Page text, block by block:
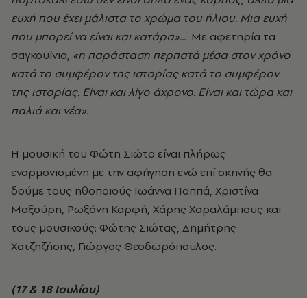
ευχή που έχει μάλιστα το χρώμα του ήλιου. Μια ευχή
που μπορεί να είναι και κατάρα»... Με αφετηρία τα
σαγκουίνια, «η παράσταση περπατά μέσα στον χρόνο
κατά το συμφέρον της ιστορίας κατά το συμφέρον
της ιστορίας. Είναι και λίγο άχρονο. Είναι και τώρα και
παλιά και νέα».
Η μουσική του Φώτη Σιώτα είναι πλήρως
εναρμονισμένη με την αφήγηση ενώ επί σκηνής θα
δούμε τους ηθοποιούς Ιωάννα Παππά, Χριστίνα
Μαξούρη, Ρωξάνη Καρφή, Χάρης Χαραλάμπους και
τους μουσικούς: Φώτης Σιώτας, Δημήτρης
Χατζηζήσης, Γιώργος Θεοδωρόπουλος.
(17 & 18 Ιουλίου)